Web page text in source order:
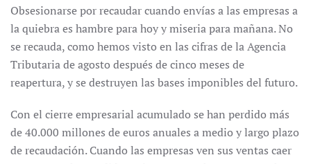
Obsesionarse por recaudar cuando envías a las empresas a
la quiebra es hambre para hoy y miseria para mañana. No
se recauda, como hemos visto en las cifras de la Agencia
Tributaria de agosto después de cinco meses de
reapertura, y se destruyen las bases imponibles del futuro.
Con el cierre empresarial acumulado se han perdido más
de 40.000 millones de euros anuales a medio y largo plazo
de recaudación. Cuando las empresas ven sus ventas caer